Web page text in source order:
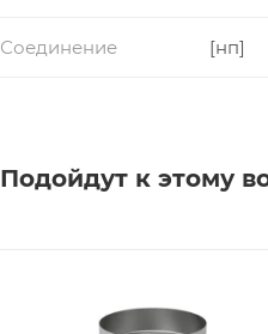
Соединение [нп]
Подойдут к этому